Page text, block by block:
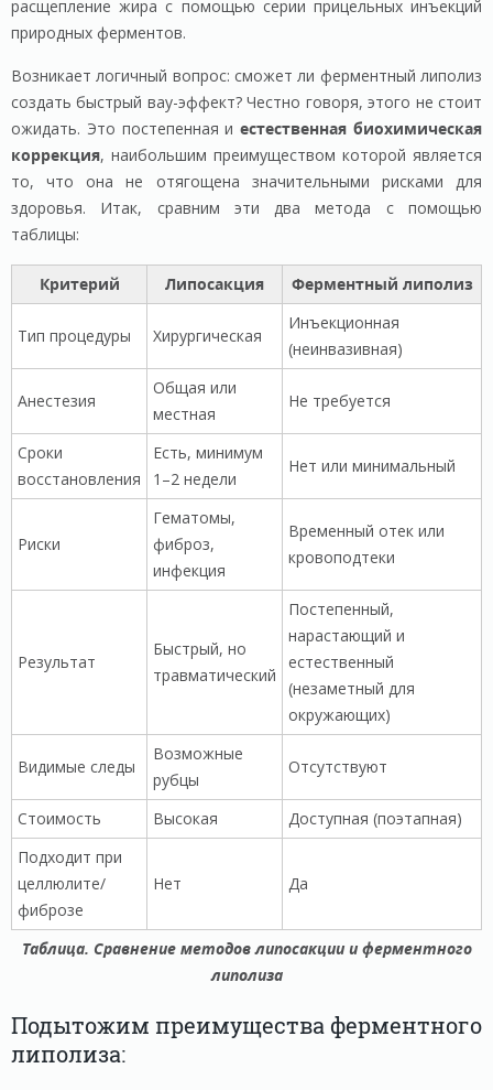
расщепление жира с помощью серии прицельных инъекций
природных ферментов.
Возникает логичный вопрос: сможет ли ферментный липолиз
создать быстрый вау-эффект? Честно говоря, этого не стоит
ожидать. Это постепенная иестественная биохимическая
коррекция, наибольшим преимуществом которой является
то, что она не отягощена значительными рисками для
здоровья. Итак, сравним эти два метода с помощью
таблицы:
Критерий Липосакция Ферментный липолиз
Тип процедуры Хирургическая
Инъекционная
(неинвазивная)
Анестезия
Общая или
местная
Не требуется
Сроки
восстановления
Есть, минимум
1–2 недели
Нет или минимальный
Риски
Гематомы,
фиброз,
инфекция
Временный отек или
кровоподтеки
Результат
Быстрый, но
травматический
Постепенный,
нарастающий и
естественный
(незаметный для
окружающих)
Видимые следы
Возможные
рубцы
Отсутствуют
Стоимость Высокая
Доступная (поэтапная)
Подходит при
целлюлите/
фиброзе
Нет Да
Таблица. Сравнение методов липосакции и ферментного
липолиза
Подытожим преимущества ферментного
липолиза: